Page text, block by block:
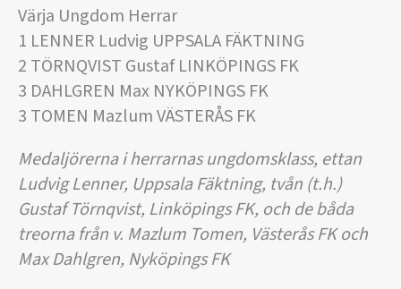
Värja Ungdom Herrar
1 LENNER Ludvig UPPSALA FÄKTNING
2 TÖRNQVIST Gustaf LINKÖPINGS FK
3 DAHLGREN Max NYKÖPINGS FK
3 TOMEN Mazlum VÄSTERÅS FK
Medaljörerna i herrarnas ungdomsklass, ettan
Ludvig Lenner, Uppsala Fäktning, tvån (t.h.)
Gustaf Törnqvist, Linköpings FK, och de båda
treorna från v. Mazlum Tomen, Västerås FK och
Max Dahlgren, Nyköpings FK